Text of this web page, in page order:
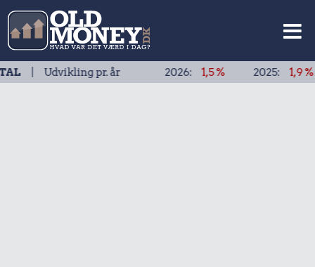
pr. år2026: 1,5 % 2025: 1,9 % 2024: